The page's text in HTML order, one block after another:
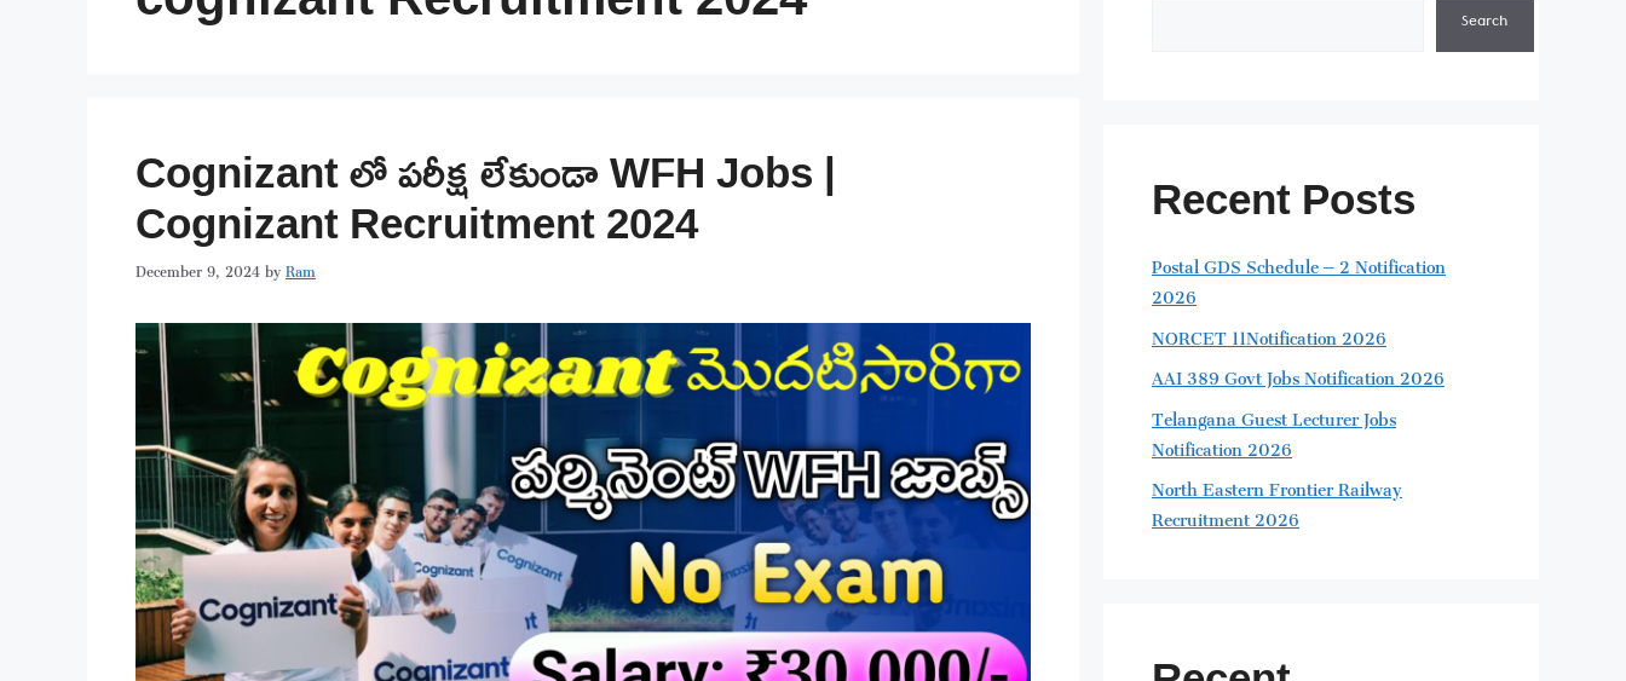
Cognizant లో పరీక్ష లేకుండా WFH Jobs |
Cognizant Recruitment 2024
December 9, 2024byRam
Search
Recent Posts
Postal GDS Schedule – 2 Notification
2026
NORCET 11Notification 2026
AAI 389 Govt Jobs Notification 2026
Telangana Guest Lecturer Jobs
Notification 2026
North Eastern Frontier Railway
Recruitment 2026